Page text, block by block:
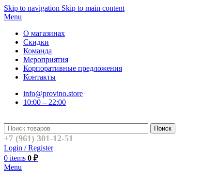
Skip to navigation Skip to main content
Menu
О магазинах
Скидки
Команда
Мероприятия
Корпоративные предложения
Контакты
info@provino.store
10:00 – 22:00
Поиск
+7 (961) 301-12-51
Login / Register
0 items 0 ₽
Menu